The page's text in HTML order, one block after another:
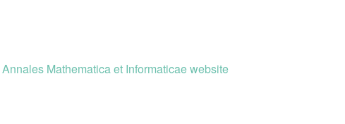
Annales Mathematica et Informaticae website